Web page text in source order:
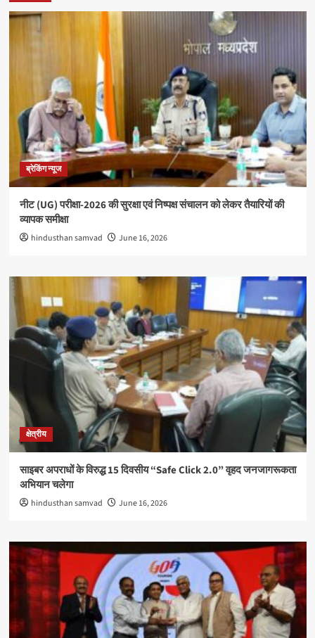
ब्रेकिंग न्यूज
नीट (UG) परीक्षा-2026 की सुरक्षा एवं निष्पक्ष संचालन को लेकर तैयारियों की
व्यापक समीक्षा
hindusthan samvad June 16, 2026
क्षेत्रीय
साइबर अपराधों के विरुद्ध 15 दिवसीय “Safe Click 2.0” वृहद जनजागरूकता
अभियान चलेगा
hindusthan samvad June 16, 2026